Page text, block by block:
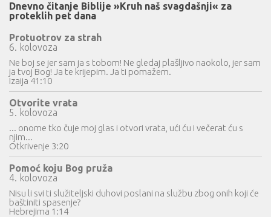
Dnevno čitanje Biblije »Kruh naš svagdašnji« za
proteklih pet dana
Protuotrov za strah
6. kolovoza
Ne boj se jer sam ja s tobom! Ne gledaj plašljivo naokolo, jer sam
ja tvoj Bog! Ja te krijepim. Ja ti pomažem.
Izaija 41:10
Otvorite vrata
5. kolovoza
... onome tko čuje moj glas i otvori vrata, ući ću i večerat ću s
njim...
Otkrivenje 3:20
Pomoć koju Bog pruža
4. kolovoza
Nisu li svi ti služiteljski duhovi poslani na službu zbog onih koji će
baštiniti spasenje?
Hebrejima 1:14